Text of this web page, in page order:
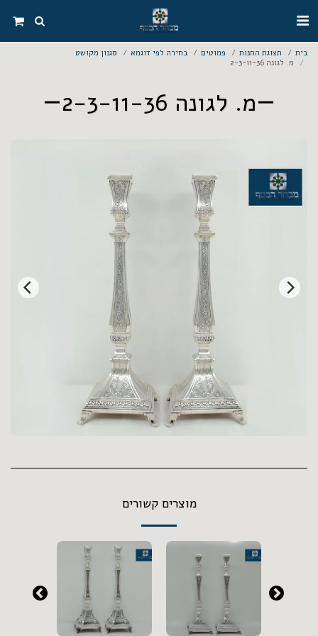
בית תצוגת החנות פמוטים בחירה לפי דוגמא
סגנון מקושט
מ. לגונה 2-3-11-36
מ. לגונה 2-3-11-36
מוצרים קשורים